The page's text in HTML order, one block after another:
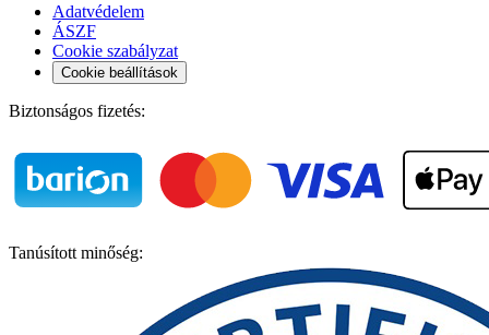
Adatvédelem
ÁSZF
Cookie szabályzat
Cookie beállítások
Biztonságos fizetés:
Tanúsított minőség: